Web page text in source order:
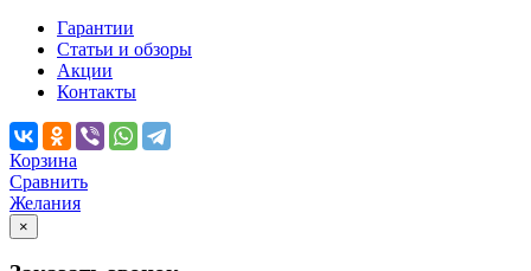
Гарантии
Статьи и обзоры
Акции
Контакты
Корзина
Сравнить
Желания
×